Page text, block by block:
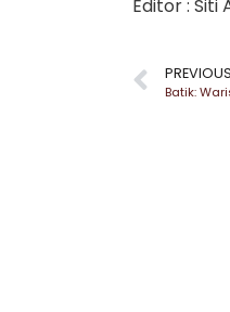
Editor : Siti
PREVIOUS
Batik: